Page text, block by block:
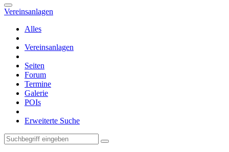
Vereinsanlagen
Alles
Vereinsanlagen
Seiten
Forum
Termine
Galerie
POIs
Erweiterte Suche